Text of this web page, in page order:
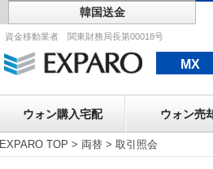
韓国送金
資金移動業者 関東財務局長第00018号
MX
ウォン購入宅配 ウォン売
EXPARO TOP > 両替 > 取引照会